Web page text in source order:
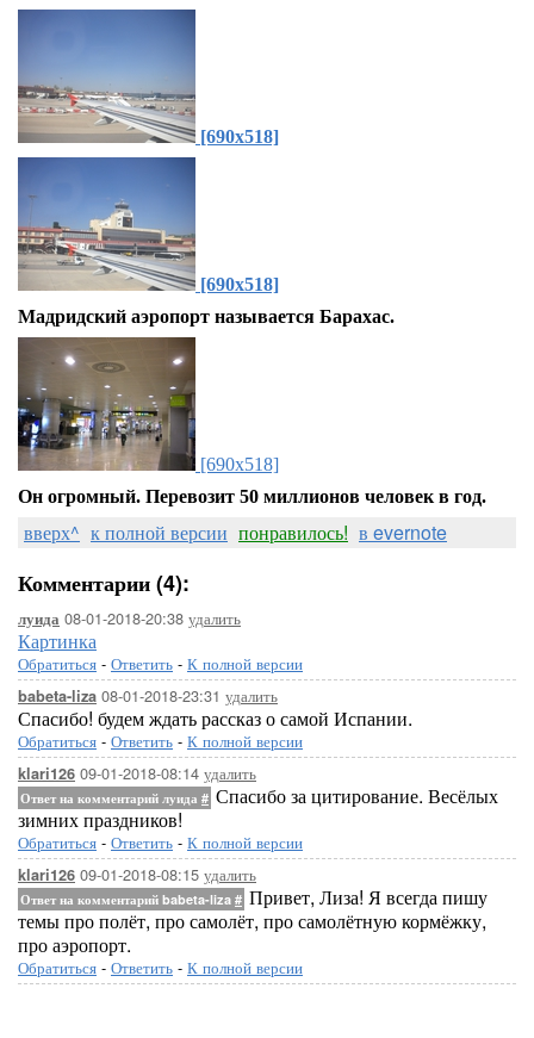
[690x518]
[690x518]
Мадридский аэропорт называется Барахас.
[690x518]
Он огромный. Перевозит 50 миллионов человек в год.
вверх^ к полной версии понравилось! в evernote
Комментарии (4):
луида 08-01-2018-20:38 удалить
Картинка
Обратиться - Ответить - К полной версии
babeta-liza 08-01-2018-23:31 удалить
Спасибо! будем ждать рассказ о самой Испании.
Обратиться - Ответить - К полной версии
klari126 09-01-2018-08:14 удалить
Ответ на комментарий луида # Спасибо за цитирование. Весёлых
зимних праздников!
Обратиться - Ответить - К полной версии
klari126 09-01-2018-08:15 удалить
Ответ на комментарий babeta-liza # Привет, Лиза! Я всегда пишу
темы про полёт, про самолёт, про самолётную кормёжку,
про аэропорт.
Обратиться - Ответить - К полной версии